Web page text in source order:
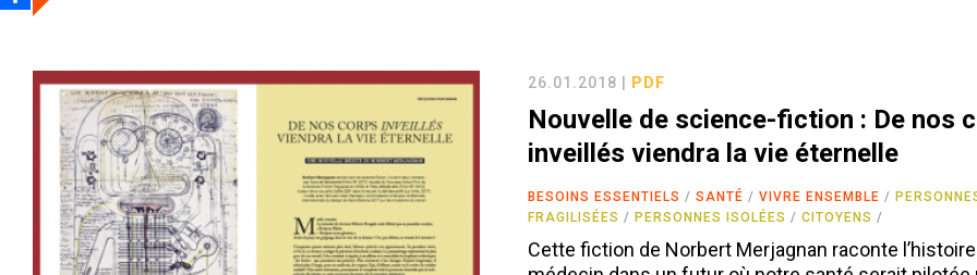
26.01.2018 | PDF
Nouvelle de science-fiction : De nos
inveillés viendra la vie éternelle
BESOINS ESSENTIELS SANTÉ VIVRE ENSEMBLE
FRAGILISÉES
PERSONNES ISOLÉES CITOYENS
Cette fiction de Norbert Merjagnan raconte l’histoire